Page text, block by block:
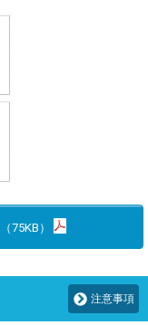
（75KB）
注意事項